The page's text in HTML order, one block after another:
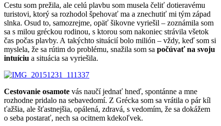
Cestu som prežila, ale celú plavbu som musela čeliť dotieravému
turistovi, ktorý sa rozhodol špehovať ma a znechutiť mi tým západ
slnka. Osud to, samozrejme, opäť šikovne vyriešil – zoznámila som
sa s milou gréckou rodinou, s ktorou som nakoniec strávila všetok
čas počas plavby. A takýchto situácií bolo milión – vždy, keď som si
myslela, že sa rútim do problému, snažila som sa počúvať na svoju
intuíciu a situácia sa vyriešila.
Cestovanie osamote vás naučí jednať hneď, spontánne a mne
rozhodne pridalo na sebavedomí. Z Grécka som sa vrátila o pár kíl
ťažšia, ale šťastnejšia, opálená, zdravá, s vedomím, že sa dokážem
o seba postarať, nech sa ocitnem kdekoľvek.